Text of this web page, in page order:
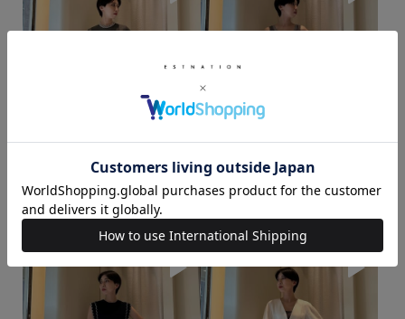
OGURA / 166cm
着用サイズ : 36
OGURA / 166cm
着用サイズ : 36